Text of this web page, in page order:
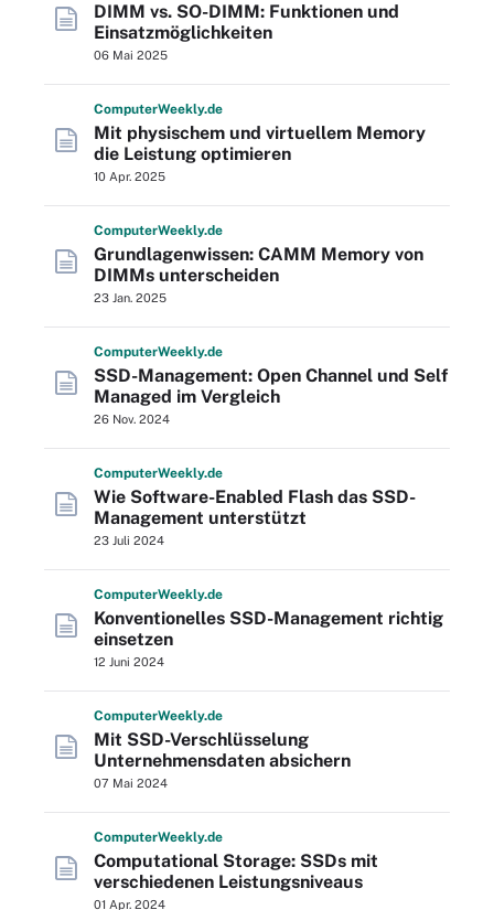
DIMM vs. SO-DIMM: Funktionen und
Einsatzmöglichkeiten
06 Mai 2025
ComputerWeekly.de
Mit physischem und virtuellem Memory
die Leistung optimieren
10 Apr. 2025
ComputerWeekly.de
Grundlagenwissen: CAMM Memory von
DIMMs unterscheiden
23 Jan. 2025
ComputerWeekly.de
SSD-Management: Open Channel und Self
Managed im Vergleich
26 Nov. 2024
ComputerWeekly.de
Wie Software-Enabled Flash das SSD-
Management unterstützt
23 Juli 2024
ComputerWeekly.de
Konventionelles SSD-Management richtig
einsetzen
12 Juni 2024
ComputerWeekly.de
Mit SSD-Verschlüsselung
Unternehmensdaten absichern
07 Mai 2024
ComputerWeekly.de
Computational Storage: SSDs mit
verschiedenen Leistungsniveaus
01 Apr. 2024